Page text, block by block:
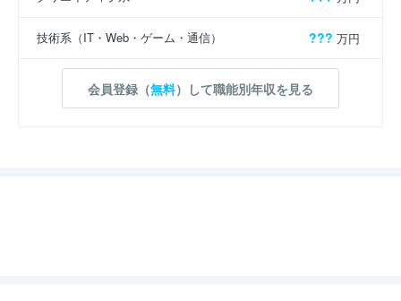
技術系（IT・Web・ゲーム・通信） ??? 万円
会員登録（無料）して職能別年収を見る